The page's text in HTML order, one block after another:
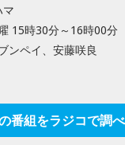
マ
15時30分～16時00分
ンペイ、安藤咲良
番組をラジコで調